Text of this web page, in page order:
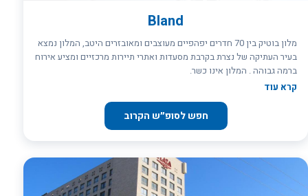
Bland
מלון בוטיק בין 70 חדרים יפהפיים מעוצבים ומאובזרים היטב, המלון נמצא
בעיר העתיקה של נצרת בקרבת מסעדות ואתרי תיירות מרכזיים ומציע אירוח
ברמה גבוהה . המלון אינו כשר.
קרא עוד
חפש לסופ״ש הקרוב